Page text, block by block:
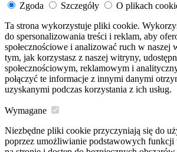
Zgoda Szczegóły
O plikach
Ta strona wykorzystuje pliki cookie.
do spersonalizowania treści i reklam, aby
społecznościowe i analizować ruch w naszej
tym, jak korzystasz z naszej witryny,
społecznościowym, reklamowym i
połączyć te informacje z innymi danymi
uzyskanymi podczas korzystania z ich usług.
Wymagane
Niezbędne pliki cookie przyczyniają się do
poprzez umożliwianie podstawowych funkcji